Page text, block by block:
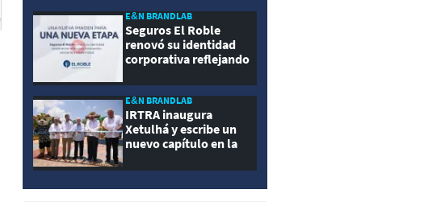
E&N BRANDLAB
Seguros El Roble
renovó su identidad
corporativa reflejando
modernidad
E&N BRANDLAB
IRTRA inaugura
Xetulhá y escribe un
nuevo capítulo en la
recreación de
Guatemala